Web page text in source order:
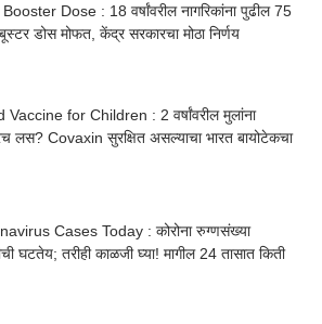
Dose : 18 वर्षांवरील नागरिकांना पुढील 75
डोस मोफत, केंद्र सरकारचा मोठा निर्णय
Vaccine for Children : 2 वर्षांवरील मुलांना
लस? Covaxin सुरक्षित असल्याचा भारत बायोटेकचा
Cases Today : कोरोना रुग्णसंख्या
घटतेय; तरीही काळजी घ्या! मागील 24 तासात किती